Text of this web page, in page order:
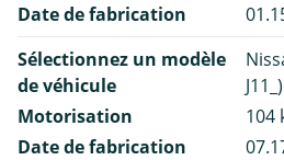
Date de fabrication
Sélectionnez un modèle
de véhicule
Motorisation
104
Date de fabrication